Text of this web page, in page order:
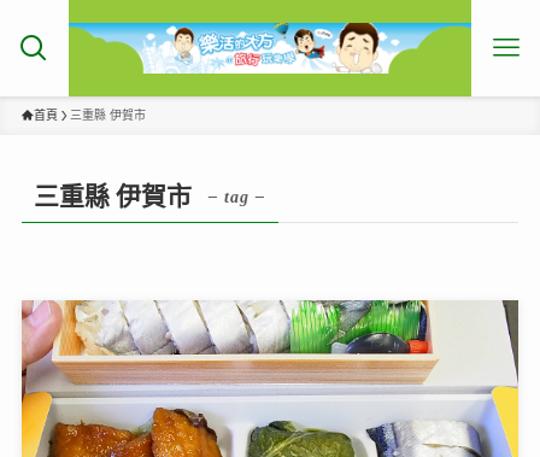
首頁 三重縣 伊賀市
三重縣 伊賀市 – tag –